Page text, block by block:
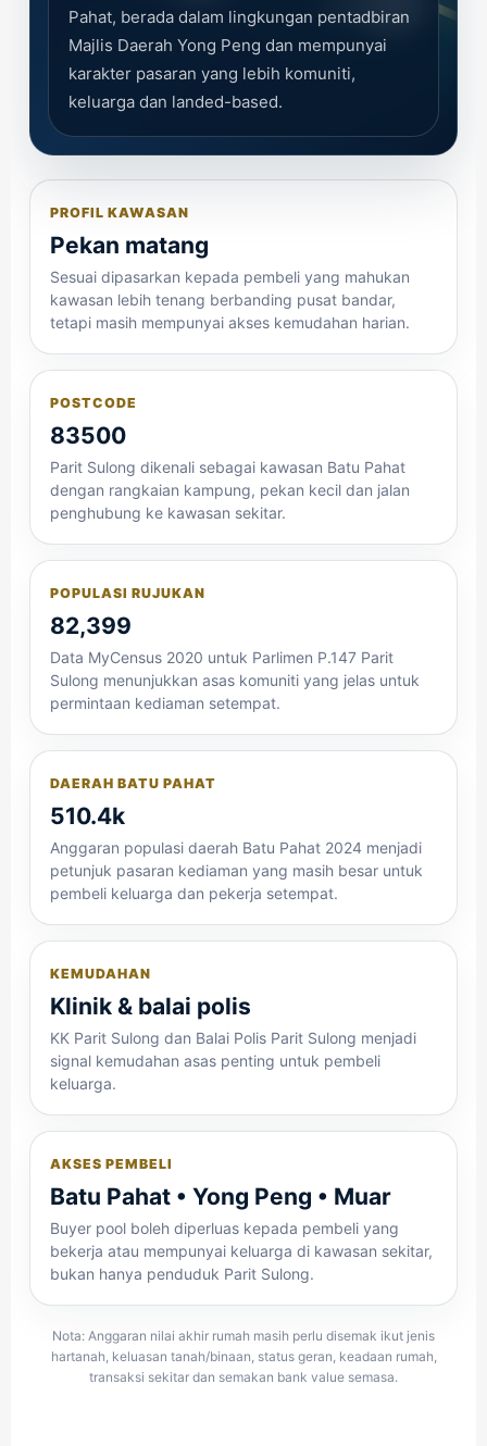
Pahat, berada dalam lingkungan pentadbiran
Majlis Daerah Yong Peng dan mempunyai
karakter pasaran yang lebih komuniti,
keluarga dan landed-based.
PROFIL KAWASAN
Pekan matang
Sesuai dipasarkan kepada pembeli yang mahukan
kawasan lebih tenang berbanding pusat bandar,
tetapi masih mempunyai akses kemudahan harian.
POSTCODE
83500
Parit Sulong dikenali sebagai kawasan Batu Pahat
dengan rangkaian kampung, pekan kecil dan jalan
penghubung ke kawasan sekitar.
POPULASI RUJUKAN
82,399
Data MyCensus 2020 untuk Parlimen P.147 Parit
Sulong menunjukkan asas komuniti yang jelas untuk
permintaan kediaman setempat.
DAERAH BATU PAHAT
510.4k
Anggaran populasi daerah Batu Pahat 2024 menjadi
petunjuk pasaran kediaman yang masih besar untuk
pembeli keluarga dan pekerja setempat.
KEMUDAHAN
Klinik & balai polis
KK Parit Sulong dan Balai Polis Parit Sulong menjadi
signal kemudahan asas penting untuk pembeli
keluarga.
AKSES PEMBELI
Batu Pahat • Yong Peng • Muar
Buyer pool boleh diperluas kepada pembeli yang
bekerja atau mempunyai keluarga di kawasan sekitar,
bukan hanya penduduk Parit Sulong.
Nota: Anggaran nilai akhir rumah masih perlu disemak ikut jenis
hartanah, keluasan tanah/binaan, status geran, keadaan rumah,
transaksi sekitar dan semakan bank value semasa.